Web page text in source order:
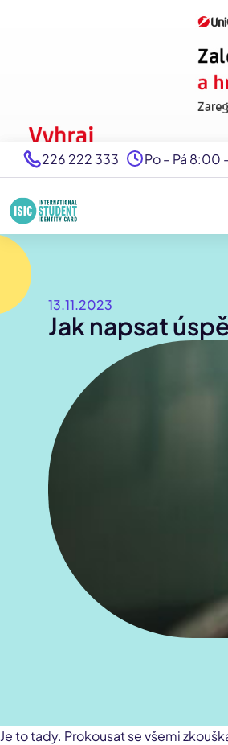
226 222 333 Po – Pá 8:00
13.11.2023
Jak napsat
Je to tady. Prokousat se všemi